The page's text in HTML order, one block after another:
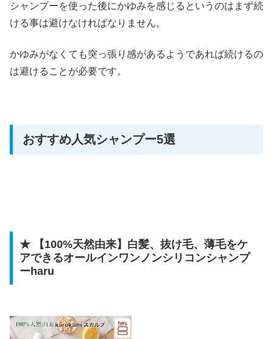
シャンプーを使った後にかゆみを感じるというのはまず続
ける事は避けなければなりません。
かゆみがなくても突っ張り感があるようであれば続けるの
は避けることが必要です。
おすすめ人気シャンプー5選
★ 【100%天然由来】白髪、抜け毛、薄毛をケ
アできるオールインワンノンシリコンシャンプ
ーharu